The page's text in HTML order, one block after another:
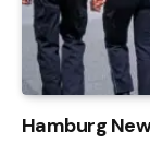
Hamburg